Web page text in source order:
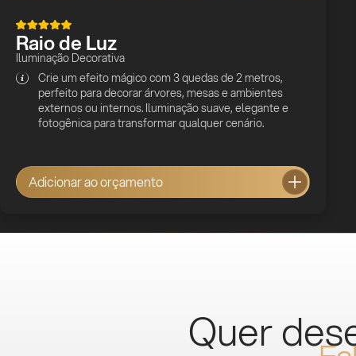
Raio de Luz
Iluminação Decorativa
Crie um efeito mágico com 3 quedas de 2 metros,
perfeito para decorar árvores, mesas e ambientes
externos ou internos. Iluminação suave, elegante e
fotogênica para transformar qualquer cenário.
Adicionar ao orçamento
Quer